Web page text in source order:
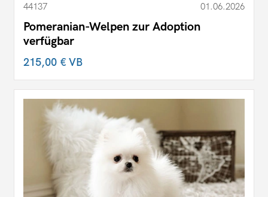
44137 01.06.2026
Pomeranian-Welpen zur Adoption
verfügbar
215,00 €VB